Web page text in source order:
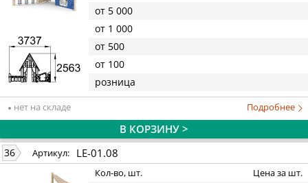
от 5 000
от 1 000
от 500
от 100
розница
нет на складе Подробнее
В КОРЗИНУ >
36 Артикул: LE-01.08
Кол-во, шт. Цена за шт.